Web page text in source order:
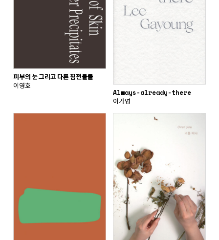
피부의 눈 그리고 다른 침전물들
이영호
Always-already-there
이가영